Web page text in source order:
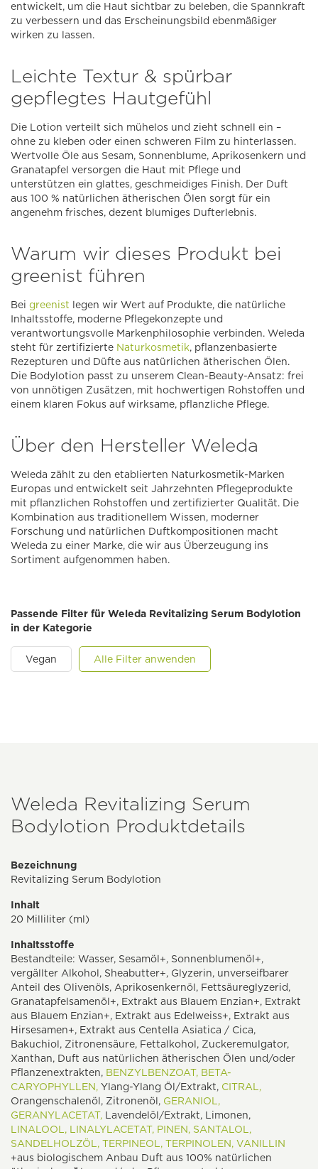
entwickelt, um die Haut sichtbar zu beleben, die Spannkraft
zu verbessern und das Erscheinungsbild ebenmäßiger
wirken zu lassen.
Leichte Textur & spürbar
gepflegtes Hautgefühl
Die Lotion verteilt sich mühelos und zieht schnell ein –
ohne zu kleben oder einen schweren Film zu hinterlassen.
Wertvolle Öle aus Sesam, Sonnenblume, Aprikosenkern und
Granatapfel versorgen die Haut mit Pflege und
unterstützen ein glattes, geschmeidiges Finish. Der Duft
aus 100 % natürlichen ätherischen Ölen sorgt für ein
angenehm frisches, dezent blumiges Dufterlebnis.
Warum wir dieses Produkt bei
greenist führen
Bei greenist legen wir Wert auf Produkte, die natürliche
Inhaltsstoffe, moderne Pflegekonzepte und
verantwortungsvolle Markenphilosophie verbinden. Weleda
steht für zertifizierte Naturkosmetik, pflanzenbasierte
Rezepturen und Düfte aus natürlichen ätherischen Ölen.
Die Bodylotion passt zu unserem Clean-Beauty-Ansatz: frei
von unnötigen Zusätzen, mit hochwertigen Rohstoffen und
einem klaren Fokus auf wirksame, pflanzliche Pflege.
Über den Hersteller Weleda
Weleda zählt zu den etablierten Naturkosmetik-Marken
Europas und entwickelt seit Jahrzehnten Pflegeprodukte
mit pflanzlichen Rohstoffen und zertifizierter Qualität. Die
Kombination aus traditionellem Wissen, moderner
Forschung und natürlichen Duftkompositionen macht
Weleda zu einer Marke, die wir aus Überzeugung ins
Sortiment aufgenommen haben.
Passende Filter für Weleda Revitalizing Serum Bodylotion
in der Kategorie
Vegan Alle Filter anwenden
Weleda Revitalizing Serum
Bodylotion Produktdetails
Bezeichnung
Revitalizing Serum Bodylotion
Inhalt
20 Milliliter (ml)
Inhaltsstoffe
Bestandteile: Wasser, Sesamöl+, Sonnenblumenöl+,
vergällter Alkohol, Sheabutter+, Glyzerin, unverseifbarer
Anteil des Olivenöls, Aprikosenkernöl, Fettsäureglyzerid,
Granatapfelsamenöl+, Extrakt aus Blauem Enzian+, Extrakt
aus Blauem Enzian+, Extrakt aus Edelweiss+, Extrakt aus
Hirsesamen+, Extrakt aus Centella Asiatica / Cica,
Bakuchiol, Zitronensäure, Fettalkohol, Zuckeremulgator,
Xanthan, Duft aus natürlichen ätherischen Ölen und/oder
Pflanzenextrakten, BENZYLBENZOAT, BETA-
CARYOPHYLLEN, Ylang-Ylang Öl/Extrakt, CITRAL,
Orangenschalenöl, Zitronenöl, GERANIOL,
GERANYLACETAT, Lavendelöl/Extrakt, Limonen,
LINALOOL, LINALYLACETAT, PINEN, SANTALOL,
SANDELHOLZÖL, TERPINEOL, TERPINOLEN, VANILLIN
+aus biologischem Anbau Duft aus 100% natürlichen